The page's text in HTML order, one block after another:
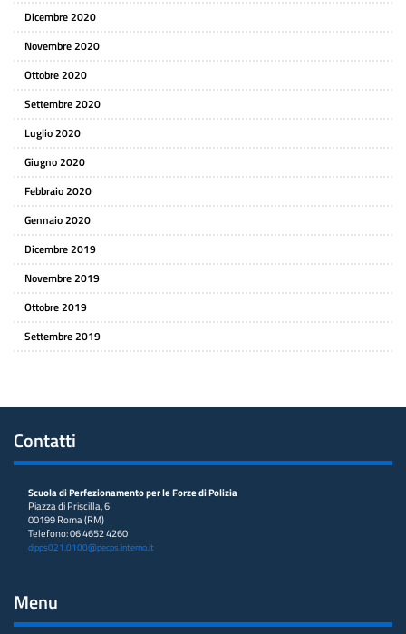
Dicembre 2020
Novembre 2020
Ottobre 2020
Settembre 2020
Luglio 2020
Giugno 2020
Febbraio 2020
Gennaio 2020
Dicembre 2019
Novembre 2019
Ottobre 2019
Settembre 2019
Contatti
Scuola di Perfezionamento per le Forze di Polizia
Piazza di Priscilla, 6
00199 Roma (RM)
Telefono: 06 4652 4260
dipps021.0100@pecps.interno.it
Menu